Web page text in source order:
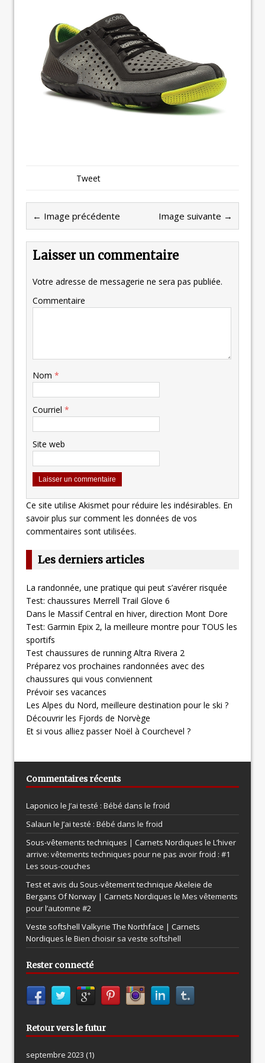
Tweet
← Image précédente Image suivante →
Laisser un commentaire
Votre adresse de messagerie ne sera pas publiée.
Commentaire
Nom *
Courriel *
Site web
Ce site utilise Akismet pour réduire les indésirables. En
savoir plus sur comment les données de vos
commentaires sont utilisées.
Les derniers articles
La randonnée, une pratique qui peut s’avérer risquée
Test: chaussures Merrell Trail Glove 6
Dans le Massif Central en hiver, direction Mont Dore
Test: Garmin Epix 2, la meilleure montre pour TOUS les
sportifs
Test chaussures de running Altra Rivera 2
Préparez vos prochaines randonnées avec des
chaussures qui vous conviennent
Prévoir ses vacances
Les Alpes du Nord, meilleure destination pour le ski ?
Découvrir les Fjords de Norvège
Et si vous alliez passer Noël à Courchevel ?
Commentaires récents
Laponico le J’ai testé : Bébé dans le froid
Salaun le J’ai testé : Bébé dans le froid
Sous-vêtements techniques | Carnets Nordiques le L’hiver
arrive: vêtements techniques pour ne pas avoir froid : #1
Les sous-couches
Test et avis du Sous-vêtement technique Akeleie de
Bergans Of Norway | Carnets Nordiques le Mes vêtements
pour l’automne #2
Veste softshell Valkyrie The Northface | Carnets
Nordiques le Bien choisir sa veste softshell
Rester connecté
Retour vers le futur
septembre 2023 (1)